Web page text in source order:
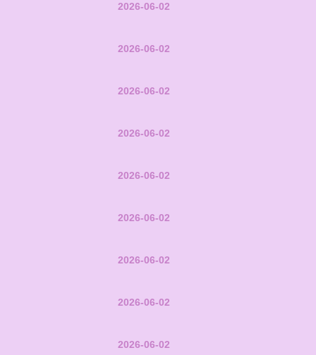
2026-06-02
2026-06-02
2026-06-02
2026-06-02
2026-06-02
2026-06-02
2026-06-02
2026-06-02
2026-06-02